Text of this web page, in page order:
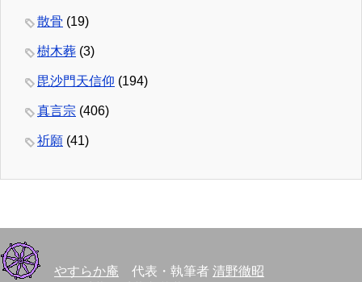
散骨 (19)
樹木葬 (3)
毘沙門天信仰 (194)
真言宗 (406)
祈願 (41)
やすらか庵 代表・執筆者 清野徹昭